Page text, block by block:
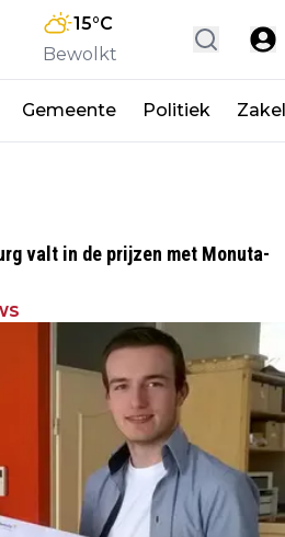
15°C
Bewolkt
Gemeente Politiek
valt in de prijzen met Monuta-